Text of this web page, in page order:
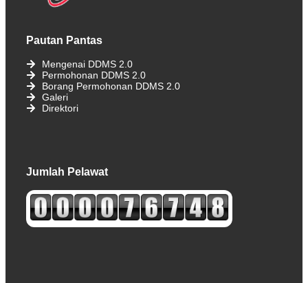
Pautan Pantas
Mengenai DDMS 2.0
Permohonan DDMS 2.0
Borang Permohonan DDMS 2.0
Galeri
Direktori
Jumlah Pelawat